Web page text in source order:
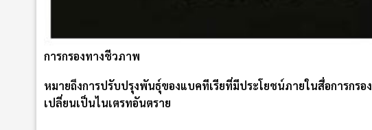
การกรองทางชีวภาพ
หมายถึงการปรับปรุงพันธุ์ของแบคทีเรียที่มีประโยชน์ภายในสื่อการกร
เปลี่ยนเป็นไนเตรทอันตราย